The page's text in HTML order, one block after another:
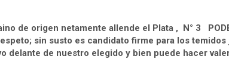
de origen netamente allende el Plata , N° 3
sin susto es candidato firme para los
delante de nuestro elegido y bien puede hacer